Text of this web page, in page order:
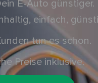
E-Auto günstiger.
einfach,
tun es schon.
Preise inklusive.